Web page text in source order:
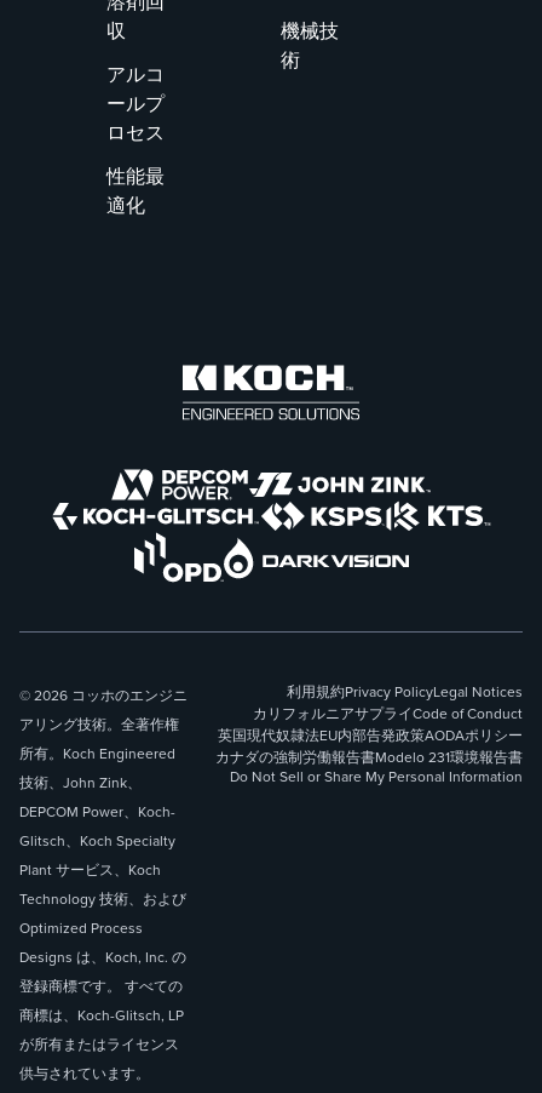
ョンを提供
する信頼で
きるパート
ナーです。
収
アルコ
ールプ
ロセス
性能最
適化
機械技
術
© 2026 コッホのエンジニ
アリング技術。全著作権
所有。Koch Engineered
技術、John Zink、
DEPCOM Power、Koch-
Glitsch、Koch Specialty
Plant サービス、Koch
Technology 技術、および
Optimized Process
Designs は、Koch, Inc. の
登録商標です。 すべての
商標は、Koch-Glitsch, LP
が所有またはライセンス
供与されています。
利用規約Privacy PolicyLegal Notices
カリフォルニアサプライCode of Conduct
英国現代奴隷法EU内部告発政策AODAポリシー
カナダの強制労働報告書Modelo 231環境報告書
Do Not Sell or Share My Personal Information